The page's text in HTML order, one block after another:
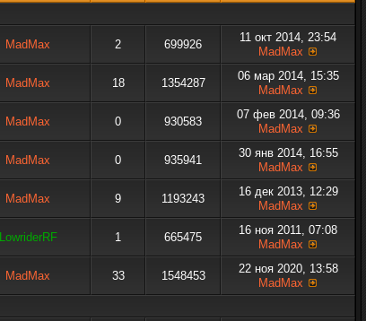
MadMax 2 699926
11 окт 2014, 23:54
MadMax
MadMax 18 1354287
06 мар 2014, 15:35
MadMax
MadMax 0 930583
07 фев 2014, 09:36
MadMax
MadMax 0 935941
30 янв 2014, 16:55
MadMax
MadMax 9 1193243
16 дек 2013, 12:29
MadMax
LowriderRF 1 665475
16 ноя 2011, 07:08
MadMax
MadMax 33 1548453
22 ноя 2020, 13:58
MadMax